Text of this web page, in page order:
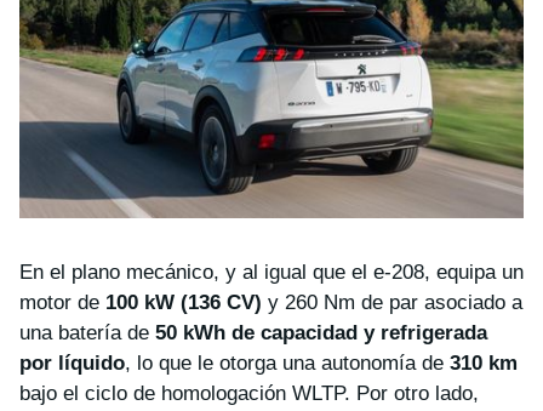
En el plano mecánico, y al igual que el e-208, equipa un
motor de 100 kW (136 CV) y 260 Nm de par asociado a
una batería de 50 kWh de capacidad y refrigerada
por líquido, lo que le otorga una autonomía de 310 km
bajo el ciclo de homologación WLTP. Por otro lado,